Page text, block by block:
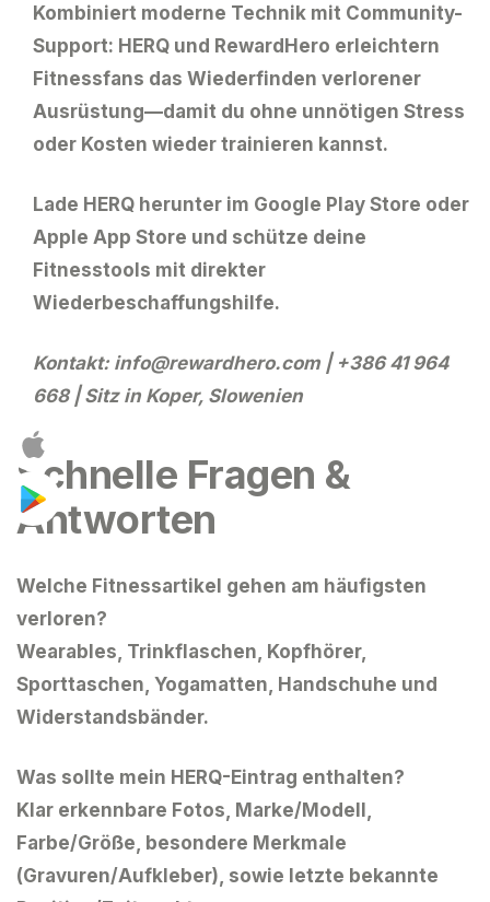
Kombiniert moderne Technik mit Community-
Support: HERQ und RewardHero erleichtern
Fitnessfans das Wiederfinden verlorener
Ausrüstung—damit du ohne unnötigen Stress
oder Kosten wieder trainieren kannst.
Lade HERQ herunter im Google Play Store oder
Apple App Store und schütze deine
Fitnesstools mit direkter
Wiederbeschaffungshilfe.
Kontakt: info@rewardhero.com | +386 41 964
668 | Sitz in Koper, Slowenien
Schnelle Fragen &
Antworten
Welche Fitnessartikel gehen am häufigsten
verloren?
Wearables, Trinkflaschen, Kopfhörer,
Sporttaschen, Yogamatten, Handschuhe und
Widerstandsbänder.
Was sollte mein HERQ-Eintrag enthalten?
Klar erkennbare Fotos, Marke/Modell,
Farbe/Größe, besondere Merkmale
(Gravuren/Aufkleber), sowie letzte bekannte